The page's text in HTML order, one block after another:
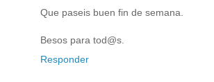
Que paseis buen fin de semana.
Besos para tod@s.
Responder